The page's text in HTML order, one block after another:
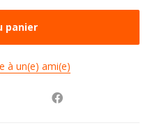
à un(e) ami(e)